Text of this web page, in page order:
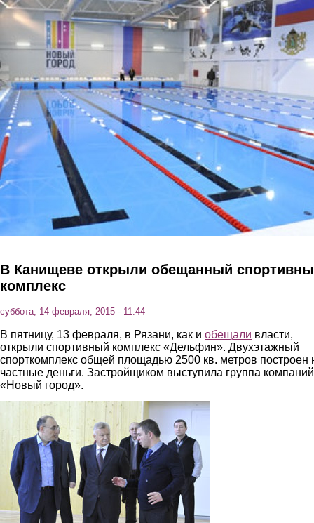
Перейти к основному содержанию
В Канищеве открыли обещанный
комплекс
суббота, 14 февраля, 2015 - 11:44
В пятницу, 13 февраля, в Рязани, как и обещали власти,
открыли спортивный комплекс «Дельфин». Двухэтажный
спорткомплекс общей площадью 2500 кв. метров построен
частные деньги. Застройщиком выступила группа компаний
«Новый город».